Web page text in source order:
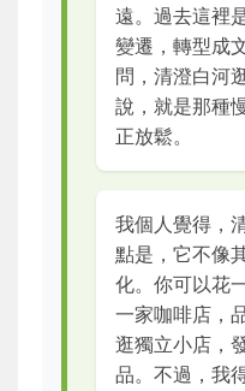
遠。過去這裡
變遷，轉型成
問，清澄白河
說，就是那種
正放鬆。
我個人覺得，
點是，它不像
化。你可以花
一家咖啡店，
逛獨立小店，
品。不過，我